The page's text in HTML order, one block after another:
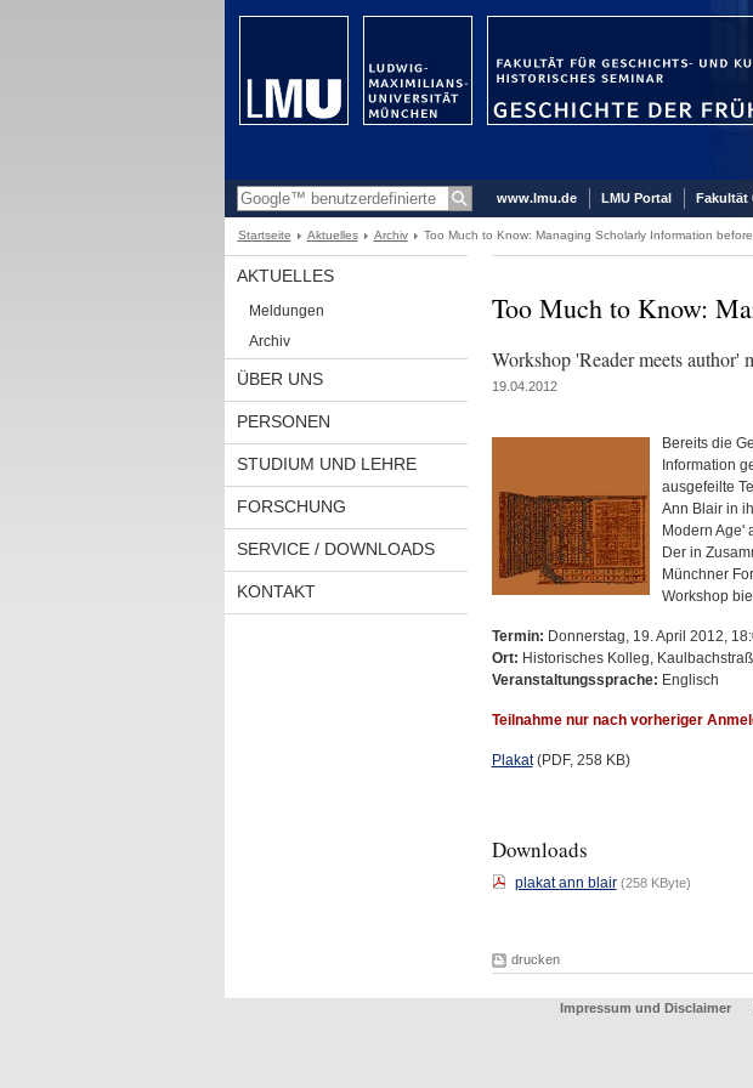
www.lmu.de LMU Portal Fakultät
Startseite Aktuelles Archiv Too Much to Know: Managing Scholarly Information
AKTUELLES
Meldungen
Archiv
ÜBER UNS
PERSONEN
STUDIUM UND LEHRE
FORSCHUNG
SERVICE / DOWNLOADS
KONTAKT
Too Much to Know:
Workshop 'Reader meets
19.04.2012
Bereits die
Information
ausgefeilte
Ann Blair in
Modern Age'
Der in
Münchner
Workshop
Termin: Donnerstag, 19. April 2012,
Ort: Historisches Kolleg,
Veranstaltungssprache: Englisch
Teilnahme nur nach vorheriger
Plakat(PDF, 258 KB)
Downloads
plakat ann blair (258 KByte)
drucken
Impressum und Disclaimer